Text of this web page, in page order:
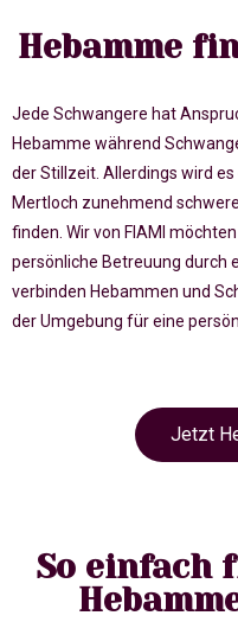
Hebamme
Jede Schwangere hat
Hebamme während
der Stillzeit. Allerdings wird
Mertloch zunehmend
finden. Wir von FIAMI
persönliche Betreuung durch
verbinden Hebammen und
der Umgebung für eine
Jetzt
So einfach